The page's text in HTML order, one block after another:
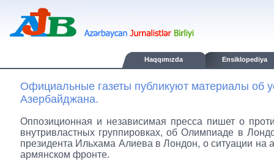
Haqqımızda Ensiklopediya
Официальные газеты публикуют материалы об
Азербайджана.
Оппозиционная и независимая пресса пишет о
внутривластных группировках, об Олимпиаде в
президента Ильхама Алиева в Лондон, о ситуации на
армянском фронте.